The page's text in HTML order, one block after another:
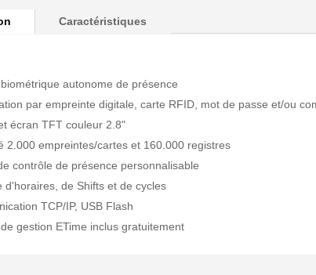
Caractéristiques
autonome de présence
par empreinte digitale, carte RFID, mot de passe et/ou
écran TFT couleur 2.8"
2.000 empreintes/cartes et 160.000 registres
contrôle de présence personnalisable
d'horaires, de Shifts et de cycles
TCP/IP, USB Flash
gestion ETime inclus gratuitement